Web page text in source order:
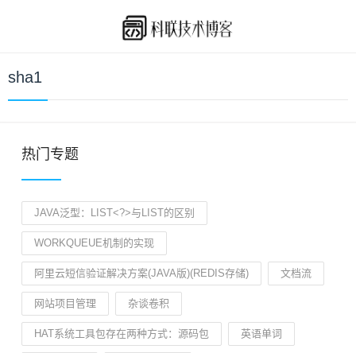
sha1
热门专题
JAVA泛型：LIST<?>与LIST的区别
WORKQUEUE机制的实现
阿里云短信验证解决方案(JAVA版)(REDIS存储) 文档流
网站项目管理 杂谈卷积
HAT系统工具包存在两种方式：源码包 英语单词